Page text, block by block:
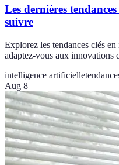
Les dernières
suivre
Explorez les tendances clés
adaptez-vous aux innovations
intelligence artificielle
Aug 8